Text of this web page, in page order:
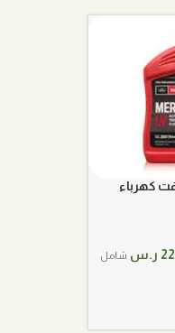
كهرباء
ر.س السعر
شامل